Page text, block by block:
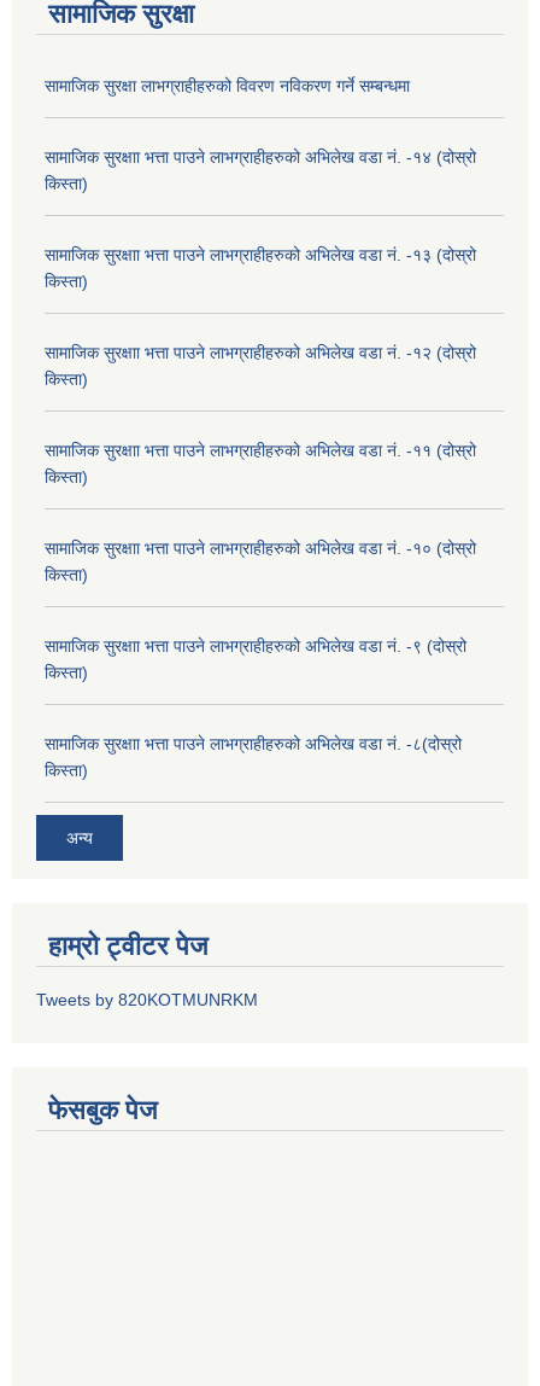
सामाजिक सुरक्षा
सामाजिक सुरक्षा लाभग्राहीहरुको विवरण नविकरण गर्ने सम्बन्धमा
सामाजिक सुरक्षाा भत्ता पाउने लाभग्राहीहरुको अभिलेख वडा नं. -१४ (दोस्रो
किस्ता)
सामाजिक सुरक्षाा भत्ता पाउने लाभग्राहीहरुको अभिलेख वडा नं. -१३ (दोस्रो
किस्ता)
सामाजिक सुरक्षाा भत्ता पाउने लाभग्राहीहरुको अभिलेख वडा नं. -१२ (दोस्रो
किस्ता)
सामाजिक सुरक्षाा भत्ता पाउने लाभग्राहीहरुको अभिलेख वडा नं. -११ (दोस्रो
किस्ता)
सामाजिक सुरक्षाा भत्ता पाउने लाभग्राहीहरुको अभिलेख वडा नं. -१० (दोस्रो
किस्ता)
सामाजिक सुरक्षाा भत्ता पाउने लाभग्राहीहरुको अभिलेख वडा नं. -९ (दोस्रो
किस्ता)
सामाजिक सुरक्षाा भत्ता पाउने लाभग्राहीहरुको अभिलेख वडा नं. -८(दोस्रो
किस्ता)
अन्य
हाम्रो ट्वीटर पेज
Tweets by 820KOTMUNRKM
फेसबुक पेज